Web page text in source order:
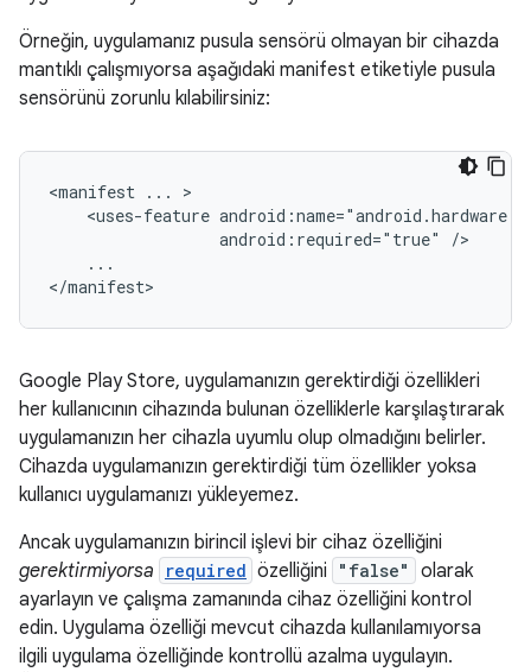
Örneğin, uygulamanız pusula sensörü olmayan bir cihazda
mantıklı çalışmıyorsa aşağıdaki manifest etiketiyle pusula
sensörünü zorunlu kılabilirsiniz:
<manifest ...
<uses-feature
android:required="true"
...
</manifest>
Google Play Store, uygulamanızın gerektirdiği özellikleri
her kullanıcının cihazında bulunan özelliklerle karşılaştırarak
uygulamanızın her cihazla uyumlu olup olmadığını belirler.
Cihazda uygulamanızın gerektirdiği tüm özellikler yoksa
kullanıcı uygulamanızı yükleyemez.
Ancak uygulamanızın birincil işlevi bir cihaz özelliğini
gerektirmiyorsa
required özelliğini "false"
olarak
ayarlayın ve çalışma zamanında cihaz özelliğini kontrol
edin. Uygulama özelliği mevcut cihazda kullanılamıyorsa
ilgili uygulama özelliğinde kontrollü azalma uygulayın.